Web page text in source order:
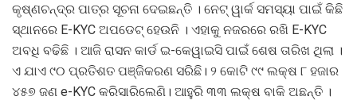
କୃଷ୍ଣଚନ୍ଦ୍ର ପାତ୍ର ସୂଚନା ଦେଇଛନ୍ତି । ନେଟ୍ ୱାର୍କ ସମସ୍ୟା ପାଇଁ କିଛି
ସ୍ଥାନରେ E-KYC ଅପଡେଟ୍ ହେଉନି । ଏହାକୁ ନଜରରେ ରଖି E-KYC
ଅବଧି ବଢିଛି । ଆଜି ରାସନ କାର୍ଡ ଇ-କେୱାଇସି ପାଇଁ ଶେଷ ତାରିଖ ଥିଲା ।
ଏ ଯାଏ ୯୦ ପ୍ରତିଶତ ପଞ୍ଜିକରଣ ସରିଛି। ୨ କୋଟି ୯୯ ଲକ୍ଷ ୮ ହଜାର
୪୫୭ ଜଣ e-KYC କରିସାରିଲେଣି। ଆହୁରି ୩୩ ଲକ୍ଷ ବାକି ଅଛନ୍ତି ।